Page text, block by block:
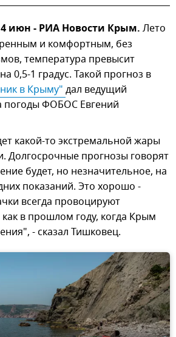
июн - РИА Новости Крым. Лето
и комфортным, без
температура превысит
0,5-1 градус. Такой прогноз в
в Крыму" дал ведущий
погоды ФОБОС Евгений
какой-то экстремальной жары
Долгосрочные прогнозы говорят
будет, но незначительное, на
показаний. Это хорошо -
всегда провоцируют
в прошлом году, когда Крым
- сказал Тишковец.